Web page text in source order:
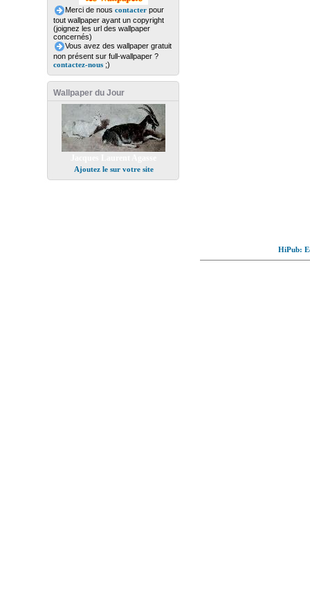
Merci de nous contacterpour
tout wallpaper ayant un copyright
(joignez les url des wallpaper
concernés)
Vous avez des wallpaper gratuit
non présent sur full-wallpaper ?
contactez-nous;)
Wallpaper du Jour
Ajoutez le sur votre site
HiPub: